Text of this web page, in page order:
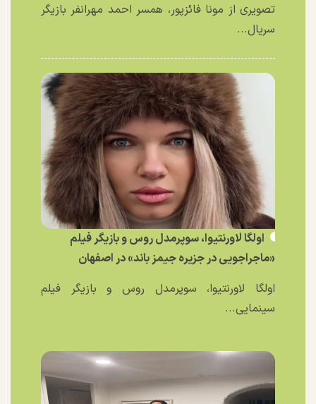
تصویری از مونا فائزپور، همسر احمد مهرانفر بازیگر
سریال...
اولگا لاورنتیوا، سوپرمدل روس و بازیگر فیلم
«ماجراجویی در جزیره جیمز باند» در اصفهان
اولگا لاورنتیوا، سوپرمدل روس و بازیگر فیلم
سینمایی...